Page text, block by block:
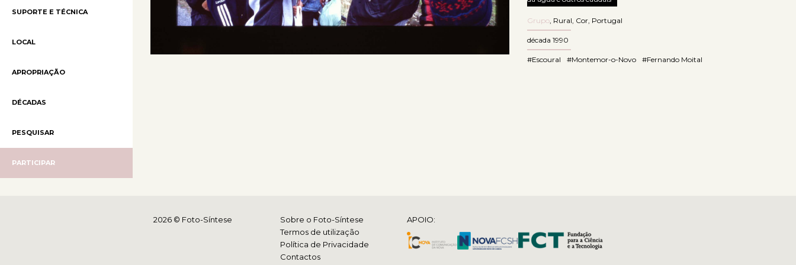
SUPORTE E TÉCNICA
LOCAL
APROPRIAÇÃO
DÉCADAS
PESQUISAR
PARTICIPAR
Grupo, Rural, Cor, Portugal
década 1990
#Escoural #Montemor-o-Novo #Fernando Moital
Sobre o Foto-Síntese
Termos de utilização
Política de Privacidade
Contactos
APOIO:
2026 © Foto-Síntese